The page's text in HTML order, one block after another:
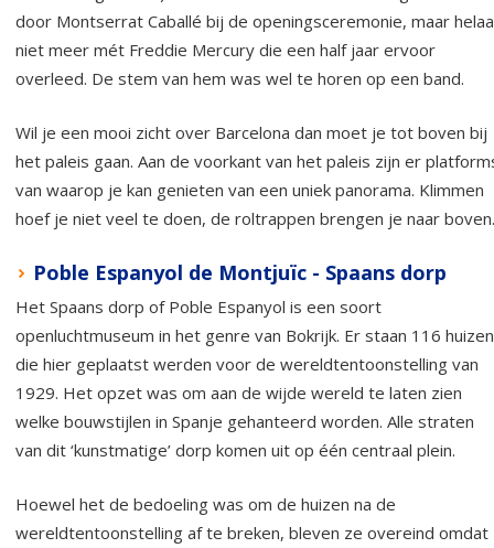
door Montserrat Caballé bij de openingsceremonie, maar
niet meer mét Freddie Mercury die een half jaar ervoor
overleed. De stem van hem was wel te horen op een band.
Wil je een mooi zicht over Barcelona dan moet je tot boven bij
het paleis gaan. Aan de voorkant van het paleis zijn er
van waarop je kan genieten van een uniek panorama. Klimmen
hoef je niet veel te doen, de roltrappen brengen je naar boven.
Poble Espanyol de Montjuïc - Spaans dorp
Het Spaans dorp of Poble Espanyol is een soort
openluchtmuseum in het genre van Bokrijk. Er staan 116 huizen
die hier geplaatst werden voor de wereldtentoonstelling van
1929. Het opzet was om aan de wijde wereld te laten zien
welke bouwstijlen in Spanje gehanteerd worden. Alle straten
van dit ‘kunstmatige’ dorp komen uit op één centraal plein.
Hoewel het de bedoeling was om de huizen na de
wereldtentoonstelling af te breken, bleven ze overeind omdat